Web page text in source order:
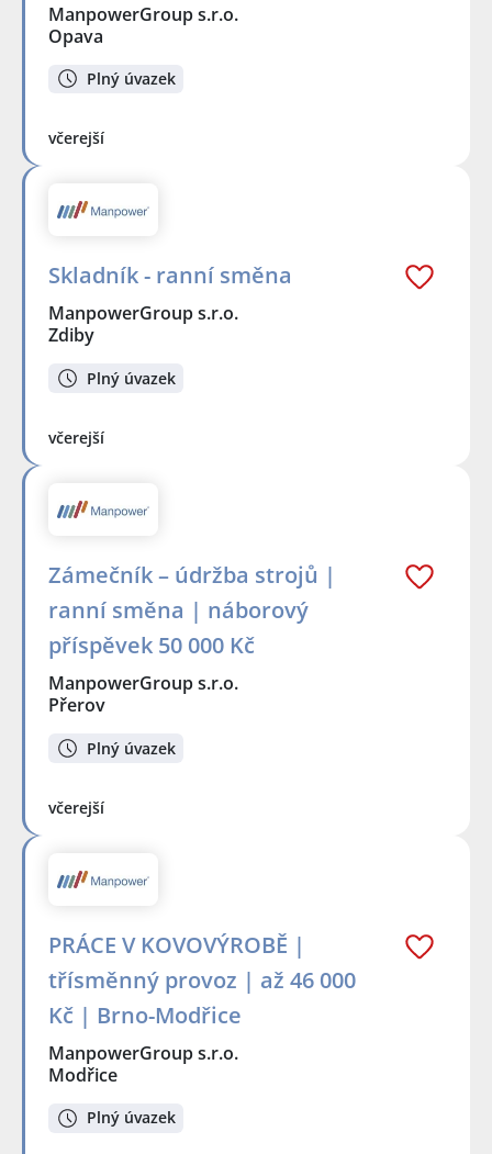
ManpowerGroup s.r.o.
Opava
Plný úvazek
včerejší
Skladník - ranní směna
ManpowerGroup s.r.o.
Zdiby
Plný úvazek
včerejší
Zámečník – údržba strojů |
ranní směna | náborový
příspěvek 50 000 Kč
ManpowerGroup s.r.o.
Přerov
Plný úvazek
včerejší
PRÁCE V KOVOVÝROBĚ |
třísměnný provoz | až 46 000
Kč | Brno-Modřice
ManpowerGroup s.r.o.
Modřice
Plný úvazek